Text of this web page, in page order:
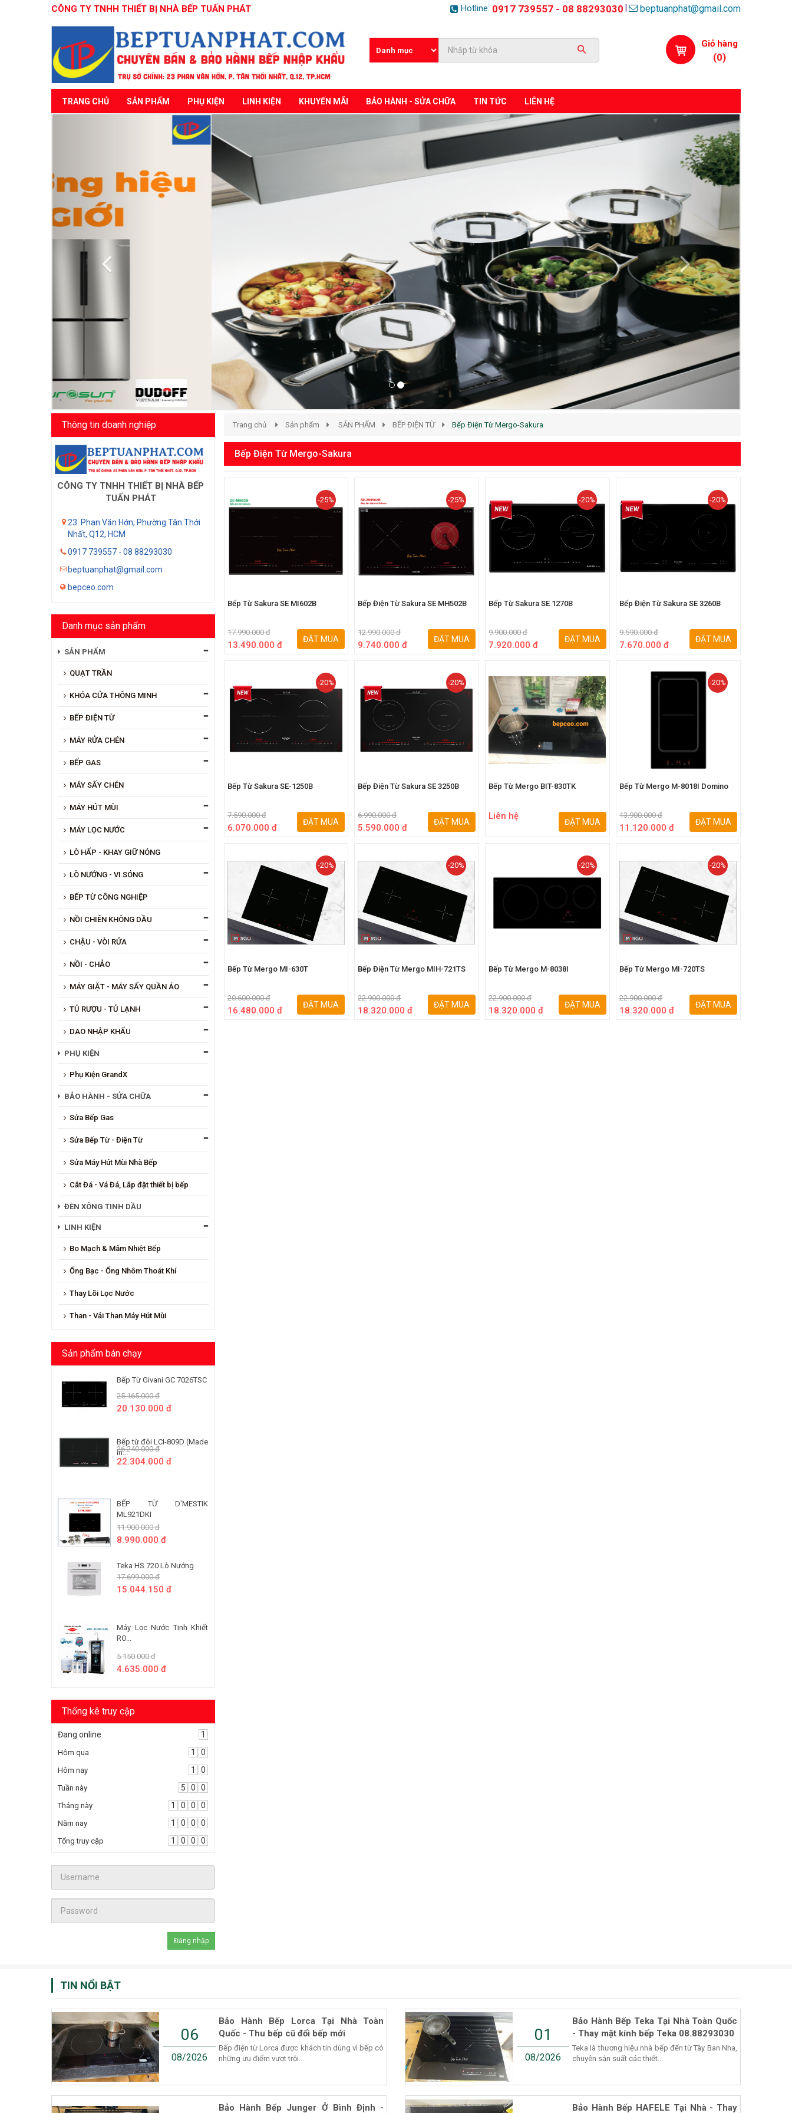
CÔNG TY TNHH THIẾT BỊ NHÀ BẾP TUẤN PHÁT Hotline: 0917 739557 - 08 88293030 beptuanphat@gmail.com
Giỏ hàng
(0)
TRANG CHỦ SẢN PHẨM PHỤ KIỆN LINH KIỆN KHUYẾN MÃI BẢO HÀNH - SỬA CHỮA TIN TỨC LIÊN HỆ
Next
Thông tin doanh nghiệp
CÔNG TY TNHH THIẾT BỊ NHÀ BẾP
TUẤN PHÁT
23. Phan Văn Hớn, Phường Tân Thới
Nhất, Q12, HCM
0917 739557 - 08 88293030
beptuanphat@gmail.com
bepceo.com
Danh mục sản phẩm
SẢN PHẨM
QUẠT TRẦN
KHÓA CỬA THÔNG MINH
BẾP ĐIỆN TỪ
MÁY RỬA CHÉN
BẾP GAS
MÁY SẤY CHÉN
MÁY HÚT MÙI
MÁY LỌC NƯỚC
LÒ HẤP - KHAY GIỮ NÓNG
LÒ NƯỚNG - VI SÓNG
BẾP TỪ CÔNG NGHIỆP
NỒI CHIÊN KHÔNG DẦU
CHẬU - VÒI RỬA
NỒI - CHẢO
MÁY GIẶT - MÁY SẤY QUẦN ÁO
TỦ RƯỢU - TỦ LẠNH
DAO NHẬP KHẨU
PHỤ KIỆN
Phụ Kiện GrandX
BẢO HÀNH - SỬA CHỮA
Sửa Bếp Gas
Sửa Bếp Từ - Điện Từ
Sửa Máy Hút Mùi Nhà Bếp
Cắt Đá - Vá Đá, Lắp đặt thiết bị bếp
ĐÈN XÔNG TINH DẦU
LINH KIỆN
Bo Mạch & Mâm Nhiệt Bếp
Ống Bạc - Ống Nhôm Thoát Khí
Thay Lõi Lọc Nước
Than - Vải Than Máy Hút Mùi
Sản phẩm bán chạy
Bếp Từ Givani GC 7026TSC
25.165.000 đ
20.130.000 đ
Bếp từ đôi LCI-809D (Made
In...
26.240.000 đ
22.304.000 đ
BẾP TỪ D'MESTIK
ML921DKI
11.900.000 đ
8.990.000 đ
Teka HS 720 Lò Nướng
17.699.000 đ
15.044.150 đ
Máy Lọc Nước Tinh Khiết
RO...
5.150.000 đ
4.635.000 đ
Thống kê truy cập
Đang online 1
Hôm qua 1 0
Hôm nay 1 0
Tuần này 5 0 0
Tháng này 1 0 0 0
Năm nay 1 0 0 0
Tổng truy cập 1 0 0 0
Trang chủ Sản phẩm SẢN PHẨM BẾP ĐIỆN TỪ Bếp Điện Từ Mergo-Sakura
Bếp Điện Từ Mergo-Sakura
-25%
Bếp Từ Sakura SE MI602B
17.990.000 đ
13.490.000 đ
ĐẶT MUA
-25%
Bếp Điện Từ Sakura SE MH502B
12.990.000 đ
9.740.000 đ
ĐẶT MUA
-20%
Bếp Từ Sakura SE 1270B
9.900.000 đ
7.920.000 đ
ĐẶT MUA
-20%
Bếp Điện Từ Sakura SE 3260B
9.590.000 đ
7.670.000 đ
ĐẶT MUA
-20%
Bếp Từ Sakura SE-1250B
7.590.000 đ
6.070.000 đ
ĐẶT MUA
-20%
Bếp Điện Từ Sakura SE 3250B
6.990.000 đ
5.590.000 đ
ĐẶT MUA
Bếp Từ Mergo BIT-830TK
Liên hệ
ĐẶT MUA
-20%
Bếp Từ Mergo M-8018I Domino
13.900.000 đ
11.120.000 đ
ĐẶT MUA
-20%
Bếp Từ Mergo MI-630T
20.600.000 đ
16.480.000 đ
ĐẶT MUA
-20%
Bếp Điện Từ Mergo MIH-721TS
22.900.000 đ
18.320.000 đ
ĐẶT MUA
-20%
Bếp Từ Mergo M-8038I
22.900.000 đ
18.320.000 đ
ĐẶT MUA
-20%
Bếp Từ Mergo MI-720TS
22.900.000 đ
18.320.000 đ
ĐẶT MUA
TIN NỔI BẬT
06
08/2026
Bảo Hành Bếp Lorca Tại Nhà Toàn
Quốc - Thu bếp cũ đổi bếp mới
Bếp điện từ Lorca được khách tin dùng vì bếp có
những ưu điểm vượt trội...
01
08/2026
Bảo Hành Bếp Teka Tại Nhà Toàn Quốc
- Thay mặt kính bếp Teka 08.88293030
Teka là thương hiệu nhà bếp đến từ Tây Ban Nha,
chuyên sản suất các thiết...
Bảo Hành Bếp Junger Ở Bình Định - Bảo Hành Bếp HAFELE Tại Nhà - Thay